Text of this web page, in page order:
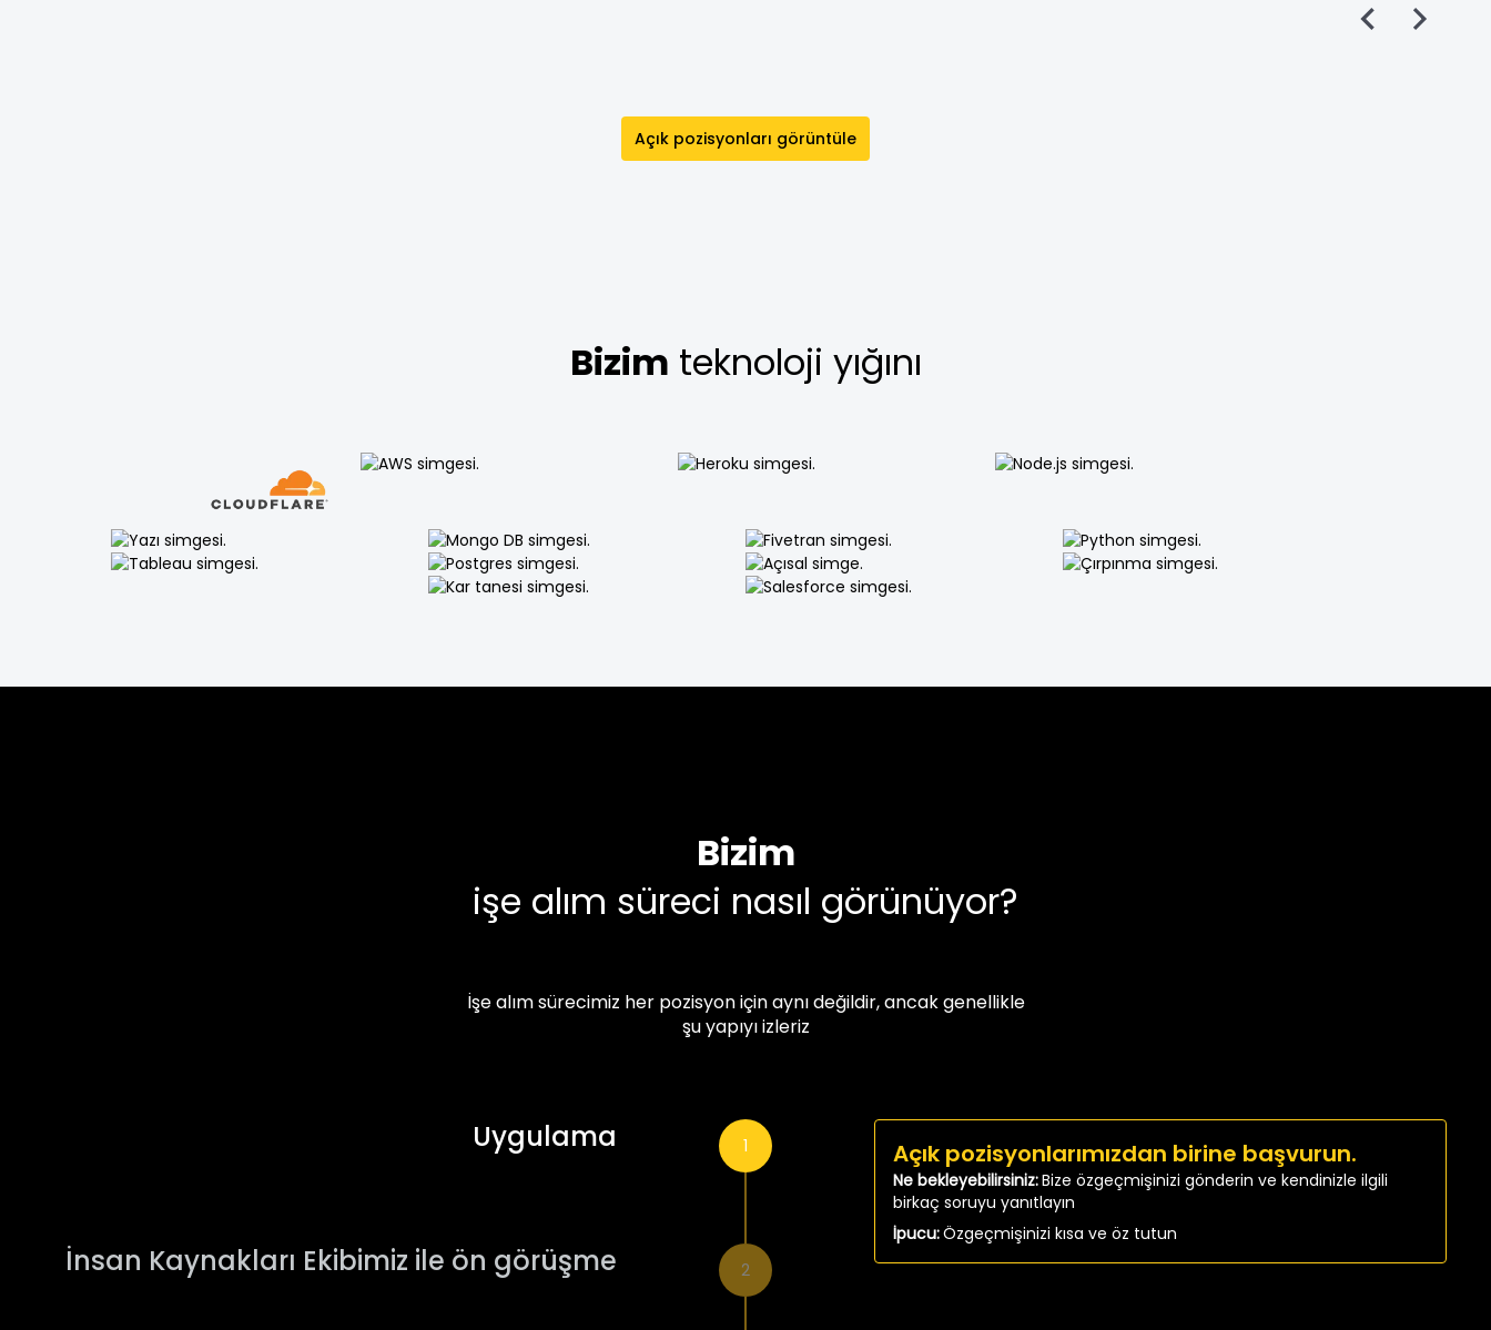
Açık pozisyonları görüntüle
Bizim teknoloji yığını
Bizim
işe alım süreci nasıl görünüyor?
İşe alım sürecimiz her pozisyon için aynı değildir, ancak genellikle
şu yapıyı izleriz
Uygulama 1 Açık pozisyonlarımızdan birine başvurun.
Ne bekleyebilirsiniz:Bize özgeçmişinizi gönderin ve kendinizle ilgili
birkaç soruyu yanıtlayın
İpucu:Özgeçmişinizi kısa ve öz tutun
İnsan Kaynakları Ekibimiz ile ön görüşme 2